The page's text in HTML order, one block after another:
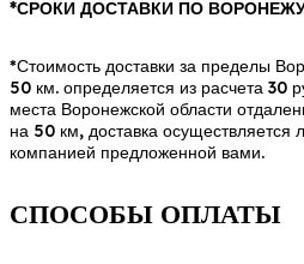
*СРОКИ ДОСТАВКИ ПО
*Стоимость доставки за пределы
50 км. определяется из расчета 30
места Воронежской области
на 50 км, доставка осуществляется
компанией предложенной вами.
СПОСОБЫ ОПЛАТЫ